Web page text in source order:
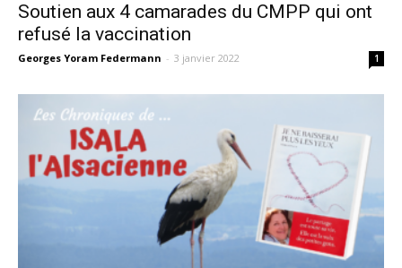
Soutien aux 4 camarades du CMPP qui ont
refusé la vaccination
Georges Yoram Federmann - 3 janvier 2022 1